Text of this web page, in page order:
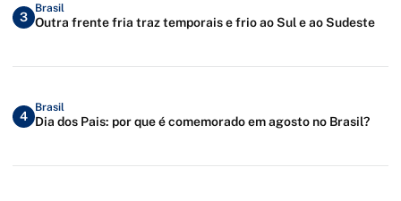
3
Brasil
Outra frente fria traz temporais e frio ao Sul e ao Sudeste
4
Brasil
Dia dos Pais: por que é comemorado em agosto no Brasil?